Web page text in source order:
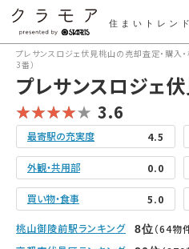
住まいトレンド
プレサンスロジェ伏見桃山の売却査定・購入
3番）
プレサンスロジェ
3.6
最寄駅の充実度 4.5
外観・共用部 0.0
買い物・食事 5.0
桃山御陵前駅ランキング 8位（64物